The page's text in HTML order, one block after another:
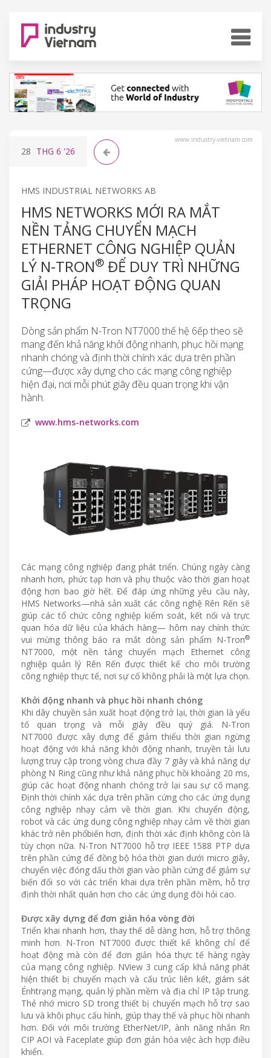
www.industry-vietnam.com
28 THG 6 '26
HMS INDUSTRIAL NETWORKS AB
HMS NETWORKS MỚI RA MẮT
NỀN TẢNG CHUYỂN MẠCH
ETHERNET CÔNG NGHIỆP QUẢN
LÝ N-TRON® ĐỂ DUY TRÌ NHỮNG
GIẢI PHÁP HOẠT ĐỘNG QUAN
TRỌNG
Dòng sản phẩm N-Tron NT7000 thế hệ 6ếp theo sẽ
mang đến khả năng khởi động nhanh, phục hồi mạng
nhanh chóng và định thời chính xác dựa trên phần
cứng—được xây dựng cho các mạng công nghiệp
hiện đại, nơi mỗi phút giây đều quan trọng khi vận
hành.
www.hms-networks.com
Các mạng công nghiệp đang phát triển. Chúng ngày càng
nhanh hơn, phức tạp hơn và phụ thuộc vào thời gian hoạt
động hơn bao giờ hết. Để đáp ứng những yêu cầu này,
HMS Networks—nhà sản xuất các công nghệ Rên Rến sẽ
giúp các tổ chức công nghiệp kiểm soát, kết nối và trực
quan hóa dữ liệu của khách hàng— hôm nay chính thức
vui mừng thông báo ra mắt dòng sản phẩm N-Tron®
NT7000, một nền tảng chuyển mạch Ethernet công
nghiệp quản lý Rên Rến được thiết kế cho môi trường
công nghiệp thực tế, nơi sự cố không phải là một lựa chọn.
Khởi động nhanh và phục hồi nhanh chóng
Khi dây chuyền sản xuất hoạt động trở lại, thời gian là yếu
tố quan trọng và mỗi giây đều quý giá. N-Tron
NT7000 được xây dựng để giảm thiểu thời gian ngừng
hoạt động với khả năng khởi động nhanh, truyền tải lưu
lượng truy cập trong vòng chưa đầy 7 giây và khả năng dự
phòng N Ring cũng như khả năng phục hồi khoảng 20 ms,
giúp các hoạt động nhanh chóng trở lại sau sự cố mạng.
Định thời chính xác dựa trên phần cứng cho các ứng dụng
công nghiệp nhạy cảm về thời gian. Khi chuyển động,
robot và các ứng dụng công nghiệp nhạy cảm về thời gian
khác trở nên phổbiến hơn, định thời xác định không còn là
tùy chọn nữa. N-Tron NT7000 hỗ trợ IEEE 1588 PTP dựa
trên phần cứng để đồng bộ hóa thời gian dưới micro giây,
chuyển việc đóng dấu thời gian vào phần cứng để giảm sự
biến đổi so với các triển khai dựa trên phần mềm, hỗ trợ
định thời nhất quán hơn cho các ứng dụng đòi hỏi cao.
Được xây dựng để đơn giản hóa vòng đời
Triển khai nhanh hơn, thay thế dễ dàng hơn, hỗ trợ thông
minh hơn. N-Tron NT7000 được thiết kế không chỉ để
hoạt động mà còn để đơn giản hóa thực tế hàng ngày
của mạng công nghiệp. NView 3 cung cấp khả năng phát
hiện thiết bị chuyển mạch và cấu trúc liên kết, giám sát
Énhtrạng mạng, quản lý phần mềm và địa chỉ IP tập trung.
Thẻ nhớ micro SD trong thiết bị chuyển mạch hỗ trợ sao
lưu và khôi phục cấu hình, giúp thay thế và phục hồi nhanh
hơn. Đối với môi trường EtherNet/IP, ành năng nhắn Rn
CIP AOI và Faceplate giúp đơn giản hóa việc àch hợp điều
khiển.